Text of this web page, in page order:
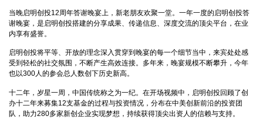
当晚启明创投12周年答谢晚宴上，新老朋友欢聚一堂。一年一度的启明创投答
谢晚宴，是启明创投搭建的分享成果、传递信息、深度交流的顶尖平台，在业
内享有盛誉。
启明创投将平等、开放的理念深入贯穿到晚宴的每一个细节当中，来宾处处感
受到轻松的社交氛围，不断产生高效连接。多年来，晚宴规模不断攀升，今年
也以300人的参会总人数创下历史新高。
十二年，岁星一周，中国传统称之为一纪。在开场视频中，启明创投回顾了创
办十二年来募集12支基金的过程与投资情况，分布在中美创新前沿的投资团
队，助力280多家新创企业实现梦想，持续获得顶尖出资人的信赖与支持。